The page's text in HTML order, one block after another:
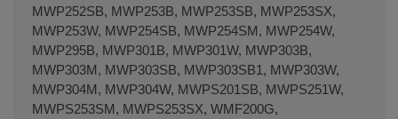
MWP252SB, MWP253B, MWP253SB, MWP253SX,
MWP253W, MWP254SB, MWP254SM, MWP254W,
MWP295B, MWP301B, MWP301W, MWP303B,
MWP303M, MWP303SB, MWP303SB1, MWP303W,
MWP304M, MWP304W, MWPS201SB, MWPS251W,
MWPS253SM, MWPS253SX, WMF200G,